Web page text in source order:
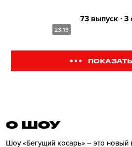
23:13
73 выпуск ∙ 3
О ШОУ
Шоу «Бегущий косарь» – это новый